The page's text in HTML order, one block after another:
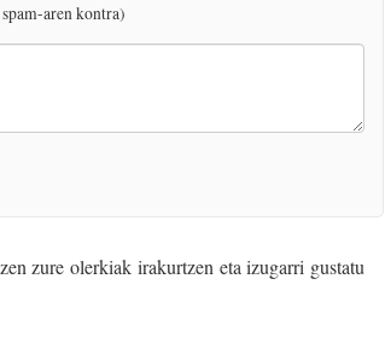
aren kontra)
zure olerkiak irakurtzen eta izugarri gustatu